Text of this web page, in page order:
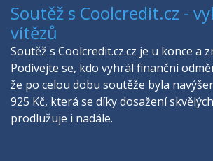
Soutěž s Coolcredit.cz -
vítězů
Soutěž s Coolcredit.cz.cz je u konce a
Podívejte se, kdo vyhrál finanční
že po celou dobu soutěže byla
925 Kč, která se díky dosažení
prodlužuje i nadále.